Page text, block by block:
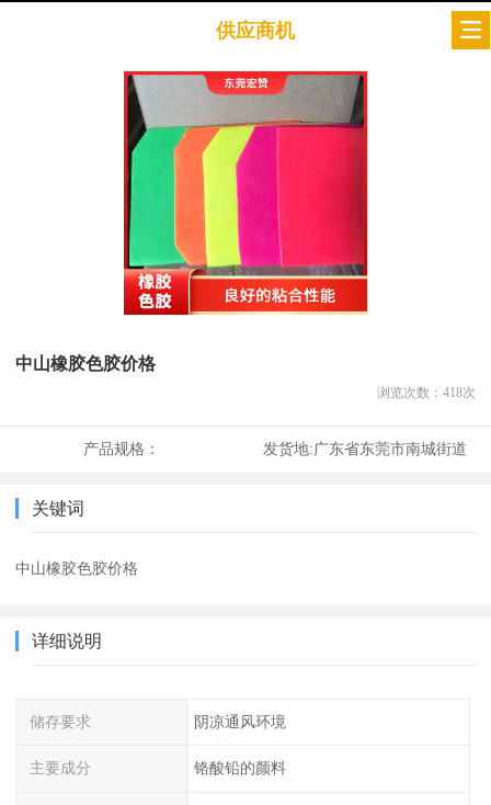
供应商机
中山橡胶色胶价格
浏览次数： 418次
产品规格： 发货地:广东省东莞市南城街道
关键词
中山橡胶色胶价格
详细说明
储存要求 阴凉通风环境
主要成分 铬酸铅的颜料